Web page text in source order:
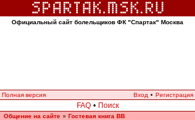
Официальный сайт болельщиков ФК "Спартак" Москва
Полная версия Вход • Регистрация
FAQ • Поиск
Общение на сайте » Гостевая книга ВВ